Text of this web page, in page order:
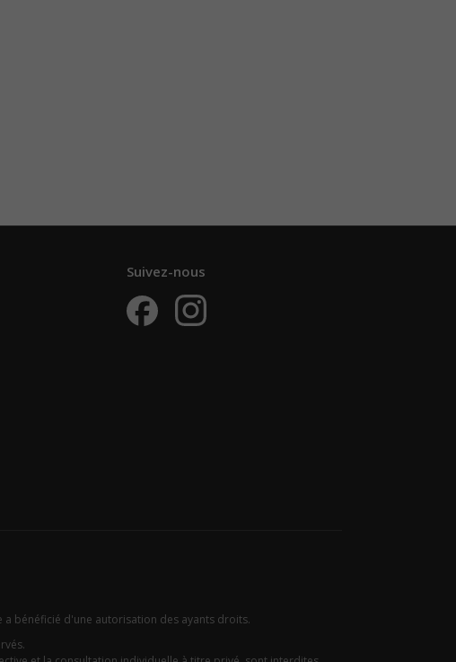
Suivez-nous
bénéficié d'une autorisation des ayants droits.